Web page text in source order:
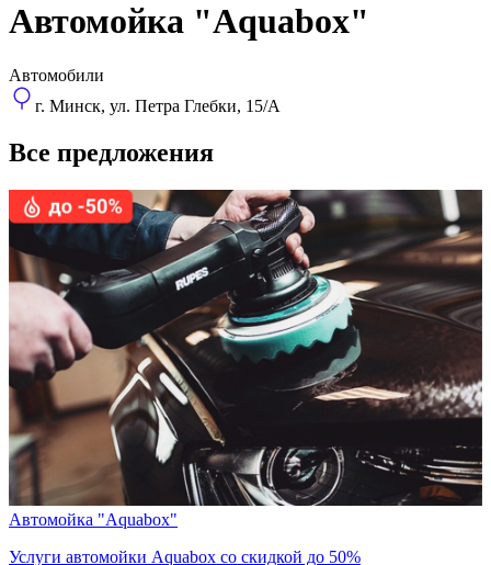
Автомойка "Aquabox"
Автомобили
г. Минск, ул. Петра Глебки, 15/А
Все предложения
Автомойка "Aquabox"
Услуги автомойки Aquabox со скидкой до 50%